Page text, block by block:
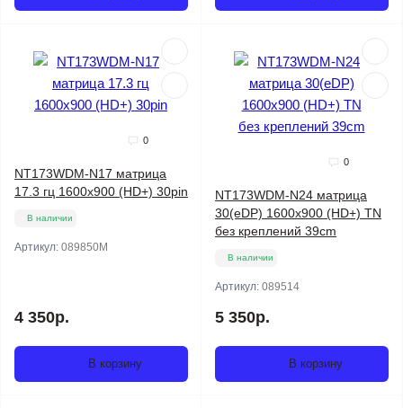
0
NT173WDM-N17 матрица
17.3 гц 1600x900 (HD+) 30pin
В наличии
Артикул: 089850M
4 350р.
В корзину
0
NT173WDM-N24 матрица
30(eDP) 1600x900 (HD+) TN
без креплений 39cm
В наличии
Артикул: 089514
5 350р.
В корзину